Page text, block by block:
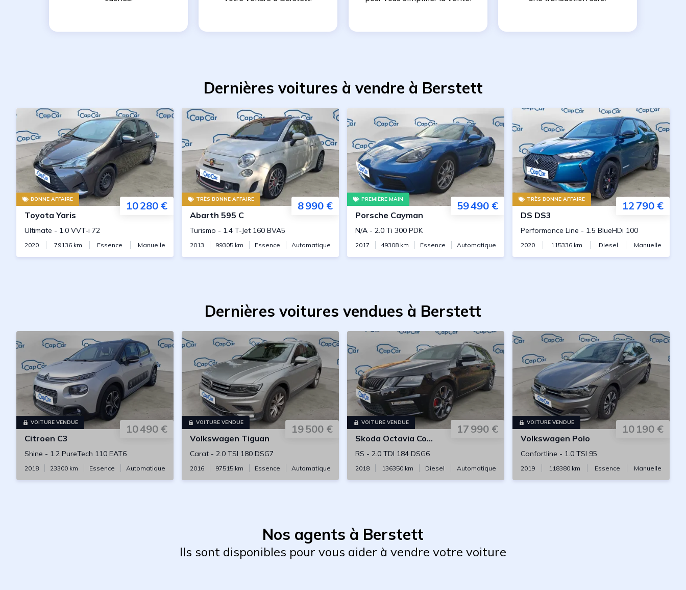
Dernières voitures à vendre à Berstett
BONNE AFFAIRE
10 280 €
Toyota Yaris
Ultimate - 1.0 VVT-i 72
2020 79136km Essence Manuelle
TRÈS BONNE AFFAIRE
8 990 €
Abarth 595 C
Turismo - 1.4 T-Jet 160 BVA5
2013 99305 km Essence Automatique
PREMIÈRE MAIN
59 490 €
Porsche Cayman
N/A - 2.0 Ti 300 PDK
2017 49308 km Essence Automatique
TRÈS BONNE AFFAIRE
12 790 €
DS DS3
Performance Line - 1.5 BlueHDi 100
2020 115336 km Diesel Manuelle
Dernières voitures vendues à Berstett
VOITURE VENDUE
10 490 €
Citroen C3
Shine - 1.2 PureTech 110 EAT6
2018 23300 km Essence Automatique
VOITURE VENDUE
19 500 €
Volkswagen Tiguan
Carat - 2.0 TSI 180 DSG7
2016 97515 km Essence Automatique
VOITURE VENDUE
17 990 €
Skoda Octavia Combi
RS - 2.0 TDI 184 DSG6
2018 136350km Diesel Automatique
VOITURE VENDUE
10 190 €
Volkswagen Polo
Confortline - 1.0 TSI 95
2019 118380 km Essence Manuelle
Nos agents à Berstett
Ils sont disponibles pour vous aider à vendre votre voiture